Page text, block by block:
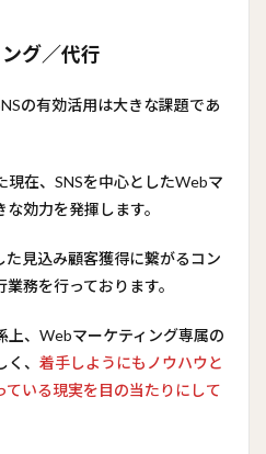
グ／代行
の有効活用は大きな課題であ
現在、SNSを中心としたWebマ
効力を発揮します。
た見込み顧客獲得に繋がるコン
務を行っております。
上、Webマーケティング専属の
、 着手しようにもノウハウと
ている現実を目の当たりにして